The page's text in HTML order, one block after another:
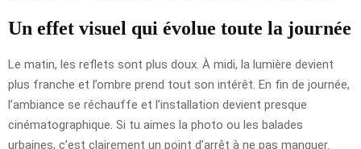
Un effet visuel qui évolue toute la journée
Le matin, les reflets sont plus doux. À midi, la lumière devient
plus franche et l’ombre prend tout son intérêt. En fin de journée,
l’ambiance se réchauffe et l’installation devient presque
cinématographique. Si tu aimes la photo ou les balades
urbaines, c’est clairement un point d’arrêt à ne pas manquer.